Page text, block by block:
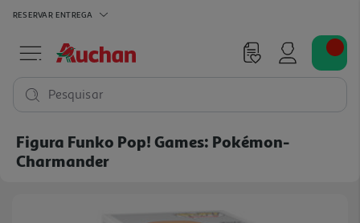
RESERVAR ENTREGA
Pesquisar
Figura Funko Pop! Games: Pokémon-
Charmander